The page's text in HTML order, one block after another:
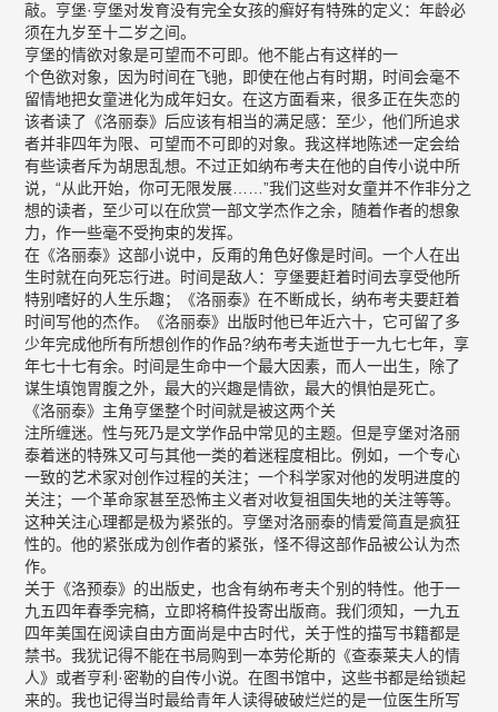
敲。亨堡·亨堡对发育没有完全女孩的癣好有特殊的定义：年龄必
须在九岁至十二岁之间。
亨堡的情欲对象是可望而不可即。他不能占有这样的一
个色欲对象，因为时间在飞驰，即使在他占有时期，时间会毫不
留情地把女童进化为成年妇女。在这方面看来，很多正在失恋的
该者读了《洛丽泰》后应该有相当的满足感：至少，他们所追求
者并非四年为限、可望而不可即的对象。我这样地陈述一定会给
有些读者斥为胡思乱想。不过正如纳布考夫在他的自传小说中所
说，“从此开始，你可无限发展……”我们这些对女童并不作非分之
想的读者，至少可以在欣赏一部文学杰作之余，随着作者的想象
力，作一些毫不受拘束的发挥。
在《洛丽泰》这部小说中，反甭的角色好像是时间。一个人在出
生时就在向死忘行进。时间是敌人：亨堡要赶着时间去享受他所
特别嗜好的人生乐趣；《洛丽泰》在不断成长，纳布考夫要赶着
时间写他的杰作。《洛丽泰》出版时他已年近六十，它可留了多
少年完成他所有所想创作的作品?纳布考夫逝世于一九七七年，享
年七十七有余。时间是生命中一个最大因素，而人一出生，除了
谋生填饱胃腹之外，最大的兴趣是情欲，最大的惧怕是死亡。
《洛丽泰》主角亨堡整个时间就是被这两个关
注所缠迷。性与死乃是文学作品中常见的主题。但是亨堡对洛丽
泰着迷的特殊又可与其他一类的着迷程度相比。例如，一个专心
一致的艺术家对创作过程的关注；一个科学家对他的发明进度的
关注；一个革命家甚至恐怖主义者对收复祖国失地的关注等等。
这种关注心理都是极为紧张的。亨堡对洛丽泰的情爱简直是疯狂
性的。他的紧张成为创作者的紧张，怪不得这部作品被公认为杰
作。
关于《洛预泰》的出版史，也含有纳布考夫个别的特性。他于一
九五四年春季完稿，立即将稿件投寄出版商。我们须知，一九五
四年美国在阅读自由方面尚是中古时代，关于性的描写书籍都是
禁书。我犹记得不能在书局购到一本劳伦斯的《查泰莱夫人的情
人》或者亨利·密勒的自传小说。在图书馆中，这些书都是给锁起
来的。我也记得当时最给青年人读得破破烂烂的是一位医生所写